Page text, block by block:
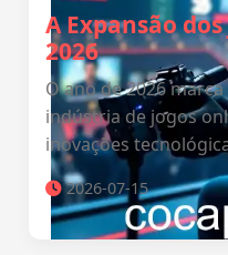
A Expansão
2026
O ano de 2026
indústria de jogos
inovações
2026-07-15